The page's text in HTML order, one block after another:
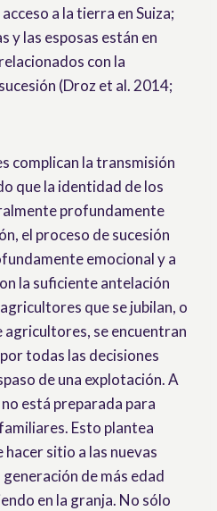
a la tierra en Suiza;
y las esposas están en
con la
(Droz et al. 2014;
complican la transmisión
que la identidad de los
profundamente
el proceso de sucesión
emocional y a
la suficiente antelación
que se jubilan, o
agricultores, se encuentran
todas las decisiones
de una explotación. A
está preparada para
Esto plantea
sitio a las nuevas
de más edad
en la granja. No sólo